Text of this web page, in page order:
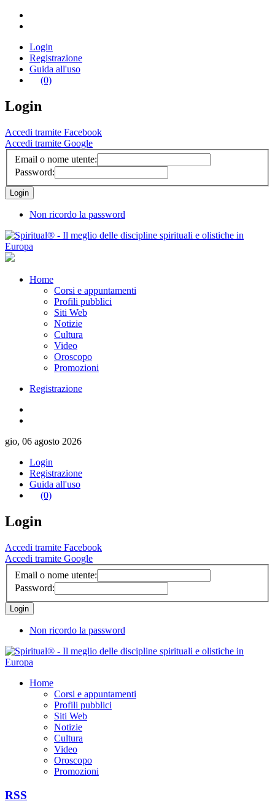
Login
Registrazione
Guida all'uso
(0)
Login
Accedi tramite Facebook
Accedi tramite Google
Email o nome utente:
Password:
Non ricordo la password
Home
Corsi e appuntamenti
Profili pubblici
Siti Web
Notizie
Cultura
Video
Oroscopo
Promozioni
Registrazione
gio, 06 agosto 2026
Login
Registrazione
Guida all'uso
(0)
Login
Accedi tramite Facebook
Accedi tramite Google
Email o nome utente:
Password:
Non ricordo la password
Home
Corsi e appuntamenti
Profili pubblici
Siti Web
Notizie
Cultura
Video
Oroscopo
Promozioni
RSS